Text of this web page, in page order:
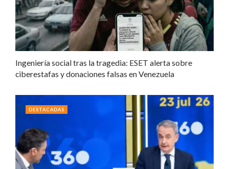
Ingeniería social tras la tragedia: ESET alerta sobre
ciberestafas y donaciones falsas en Venezuela
DESTACADAS